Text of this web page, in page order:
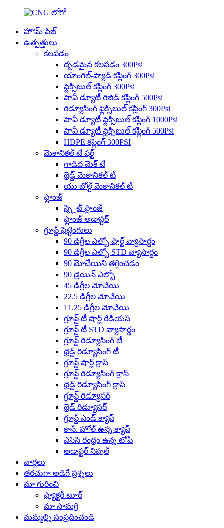
హొమ్ పేజ్
ఉత్పత్తులు
కలపడం
దృఢమైన కలపడం 300Psi
యాంగిల్-ప్యాడ్ కప్లింగ్ 300Psi
ఫ్లెక్సిబుల్ కప్లింగ్ 300Psi
హెవీ డ్యూటీ రిజిడ్ కప్లింగ్ 500Psi
రిడ్యూసింగ్ ఫ్లెక్సిబుల్ కప్లింగ్ 300Psi
హెవీ డ్యూటీ ఫ్లెక్సిబుల్ కప్లింగ్ 1000Psi
హెవీ డ్యూటీ ఫ్లెక్సిబుల్ కప్లింగ్ 500Psi
HDPE కప్లింగ్ 300PSI
మెకానికల్ టీ షర్ట్
గాడిద మెక్ టీ
థ్రెడ్డ్ మెకానికల్ టీ
యు బోల్ట్ మెకానికల్ టీ
ఫ్లాంజ్
స్ప్లిట్ ఫ్లాంజ్
ఫ్లాంజ్ అడాప్టర్
గ్రూవ్డ్ ఫిట్టింగులు
90 డిగ్రీల ఎల్బో షార్ట్ వ్యాసార్థం
90 డిగ్రీల ఎల్బో STD వ్యాసార్థం
90 మోచేయిని తగ్గించడం
90 డ్రెయిన్ ఎల్బో
45 డిగ్రీల మోచేయి
22.5 డిగ్రీల మోచేయి
11.25 డిగ్రీల మోచేయి
గ్రూవ్డ్ టీ షార్ట్ రేడియస్
గ్రూవ్డ్ టీ STD వ్యాసార్థం
గ్రూవ్డ్ రిడ్యూసింగ్ టీ
థ్రెడ్డ్ రిడ్యూసింగ్ టీ
గ్రూవ్డ్ షార్ట్ క్రాస్
గ్రూవ్డ్ రిడ్యూసింగ్ క్రాస్
థ్రెడ్డ్ రిడ్యూసింగ్ క్రాస్
గ్రూవ్డ్ రిడ్యూసర్
థ్రెడ్ రిడ్యూసర్
గ్రూవ్డ్ ఎండ్ క్యాప్
కాన్. హోల్ ఉన్న క్యాప్
ఎసిసి రంధ్రం ఉన్న టోపీ
అడాప్టర్ నిపుల్
వార్తలు
తరచుగా అడిగే ప్రశ్నలు
మా గురించి
ఫ్యాక్టరీ టూర్
మా సామగ్రి
మమ్మల్ని సంప్రదించండి